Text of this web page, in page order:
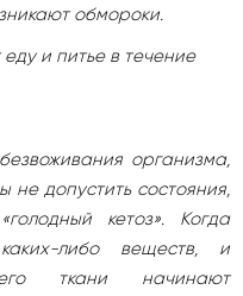
обмороки.
и питье в течение
организма,
не допустить состояния,
кетоз». Когда
либо веществ, и
ткани начинают